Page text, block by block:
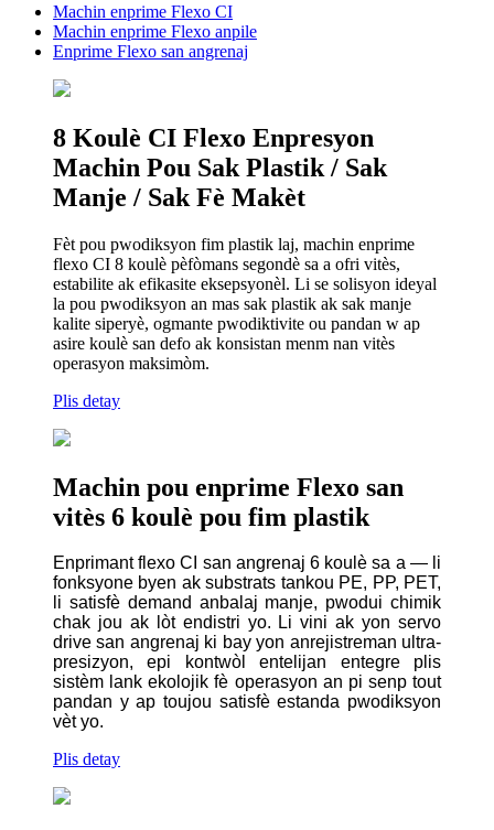
Machin enprime Flexo CI
Machin enprime Flexo anpile
Enprime Flexo san angrenaj
8 Koulè CI Flexo Enpresyon
Machin Pou Sak Plastik / Sak
Manje / Sak Fè Makèt
Fèt pou pwodiksyon fim plastik laj, machin enprime
flexo CI 8 koulè pèfòmans segondè sa a ofri vitès,
estabilite ak efikasite eksepsyonèl. Li se solisyon ideyal
la pou pwodiksyon an mas sak plastik ak sak manje
kalite siperyè, ogmante pwodiktivite ou pandan w ap
asire koulè san defo ak konsistan menm nan vitès
operasyon maksimòm.
Plis detay
Machin pou enprime Flexo san
vitès 6 koulè pou fim plastik
Enprimant flexo CI san angrenaj 6 koulè sa a — li
​​fonksyone byen ak substrats tankou PE, PP, PET,
li satisfè demand anbalaj manje, pwodui chimik
chak jou ak lòt endistri yo. Li vini ak yon servo
drive san angrenaj ki bay yon anrejistreman ultra-
presizyon, epi kontwòl entelijan entegre plis
sistèm lank ekolojik fè operasyon an pi senp tout
pandan y ap toujou satisfè estanda pwodiksyon
vèt yo.
Plis detay